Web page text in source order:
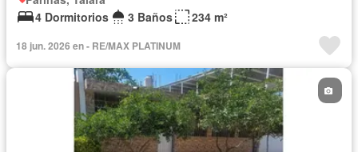
4 Dormitorios
3 Baños 234 m²
18 jun. 2026 en - RE/MAX PLATINUM